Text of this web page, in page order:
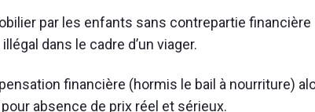
par les enfants sans contrepartie financière
dans le cadre d’un viager.
financière (hormis le bail à nourriture)
absence de prix réel et sérieux.